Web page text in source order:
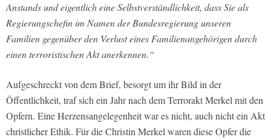
Anstands und eigentlich eine Selbstverständlichkeit, dass Sie als
Regierungschefin im Namen der Bundesregierung unseren
Familien gegenüber den Verlust eines Familienangehörigen durch
einen terroristischen Akt anerkennen.“
Aufgeschreckt von dem Brief, besorgt um ihr Bild in der
Öffentlichkeit, traf sich ein Jahr nach dem Terrorakt Merkel mit den
Opfern. Eine Herzensangelegenheit war es nicht, auch nicht ein Akt
christlicher Ethik. Für die Christin Merkel waren diese Opfer die